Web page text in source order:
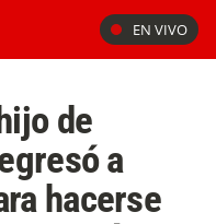
EN VIVO
de
a
hacerse